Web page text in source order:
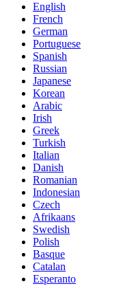
English
French
German
Portuguese
Spanish
Russian
Japanese
Korean
Arabic
Irish
Greek
Turkish
Italian
Danish
Romanian
Indonesian
Czech
Afrikaans
Swedish
Polish
Basque
Catalan
Esperanto